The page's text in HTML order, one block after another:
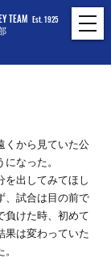
TEAM Est. 1925
くから見ていた公
なった。
を出してみてほし
、試合は目の前で
負けた時、初めて
果は変わっていた